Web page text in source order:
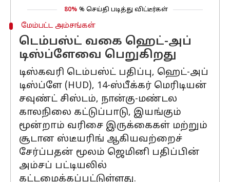
80% % செய்தி படித்து விட்டீர்கள்
மேம்பட்ட அம்சங்கள்
டெம்பஸ்ட் வகை ஹெட்-அப்
டிஸ்ப்ளேவை பெறுகிறது
டிஸ்கவரி டெம்பஸ்ட் பதிப்பு, ஹெட்-அப்
டிஸ்ப்ளே (HUD), 14-ஸ்பீக்கர் மெரிடியன்
சவுண்ட் சிஸ்டம், நான்கு-மண்டல
காலநிலை கட்டுப்பாடு, இயங்கும்
மூன்றாம் வரிசை இருக்கைகள் மற்றும்
சூடான ஸ்டீயரிங் ஆகியவற்றைச்
சேர்ப்பதன் மூலம் ஜெமினி பதிப்பின்
அம்சப் பட்டியலில்
கட்டமைக்கப்பட்டுள்ளது.